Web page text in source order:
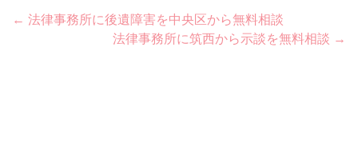
Post
navigation
← 法律事務所に後遺障害を中央区から無料相談
法律事務所に筑西から示談を無料相談 →